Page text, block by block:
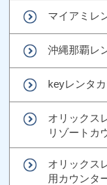
マイアミレ
沖縄那覇レ
keyレンタ
オリックス
リゾートカ
オリックス
用カウンタ